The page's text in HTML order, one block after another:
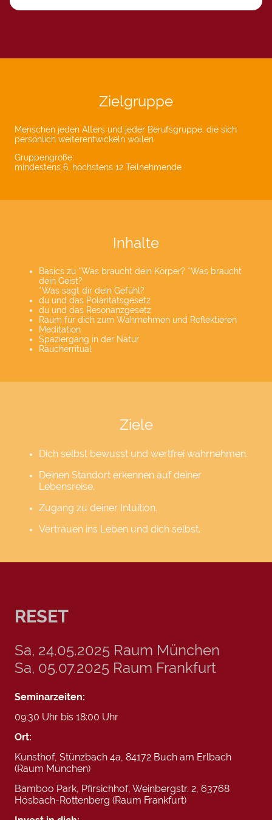
Zielgruppe
Menschen jeden Alters und jeder Berufsgruppe, die sich
persönlich weiterentwickeln wollen
Gruppengröße:
mindestens 6, höchstens 12 Teilnehmende
Inhalte
Basics zu *Was braucht dein Körper? *Was braucht
dein Geist?
*Was sagt dir dein Gefühl?
du und das Polaritätsgesetz
du und das Resonanzgesetz
Raum für dich zum Wahrnehmen und Reflektieren
Meditation
Spaziergang in der Natur
Räucherritual
Ziele
Dich selbst bewusst und wertfrei wahrnehmen.
Deinen Standort erkennen auf deiner
Lebensreise.
Zugang zu deiner Intuition.
Vertrauen ins Leben und dich selbst.
RESET
Sa, 24.05.2025 Raum München
Sa, 05.07.2025 Raum Frankfurt
Seminarzeiten:
09:30 Uhr bis 18:00 Uhr
Ort:
Kunsthof, Stünzbach 4a, 84172 Buch am Erlbach
(Raum München)
Bamboo Park, Pfirsichhof, Weinbergstr. 2, 63768
Hösbach-Rottenberg (Raum Frankfurt)